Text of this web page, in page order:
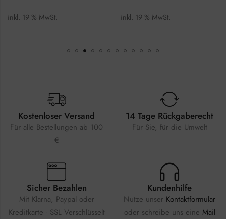
inkl. 19 % MwSt. inkl. 19 % MwSt.
Kostenloser Versand
Für alle Bestellungen ab 100
€
14 Tage Rückgaberecht
Für Sie, für die Umwelt
Sicher Bezahlen
Mit Klarna, Paypal oder
Kreditkarte - SSL Verschlüsselt
Kundenhilfe
Nutze unser Kontaktformular
oder schreibe uns eine Mail